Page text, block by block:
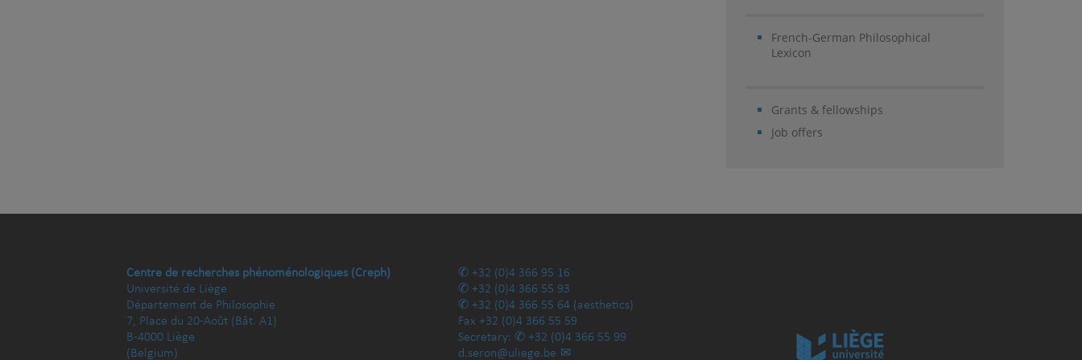
French-German Philosophical
Lexicon
Grants & fellowships
Job offers
Centre de recherches phénoménologiques (Creph)
Université de Liège
Département de Philosophie
7, Place du 20-Août (Bât. A1)
B-4000 Liège
(Belgium)
+32 (0)4 366 95 16
+32 (0)4 366 55 93
+32 (0)4 366 55 64 (aesthetics)
Fax +32 (0)4 366 55 59
Secretary:
+32 (0)4 366 55 99
d.seron@uliege.be